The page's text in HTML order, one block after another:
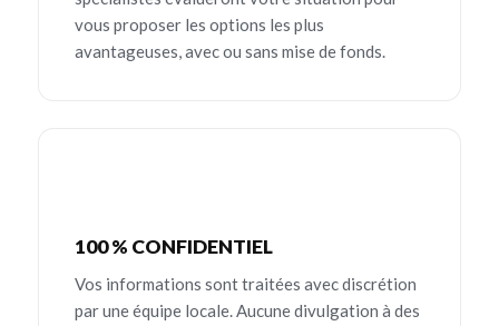
vous proposer les options les plus
avantageuses, avec ou sans mise de fonds.
100 % CONFIDENTIEL
Vos informations sont traitées avec discrétion
par une équipe locale. Aucune divulgation à des